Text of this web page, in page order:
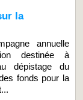
la
annuelle
destinée à
dépistage du
fonds pour la